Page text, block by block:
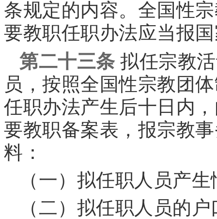
条规定的内容。全国性
要教职任职办法应当报
第二十三条拟任宗教
员，按照全国性宗教团
任职办法产生后十日内
要教职备案表，报宗教
料：
（一）拟任职人员产
（二）拟任职人员的